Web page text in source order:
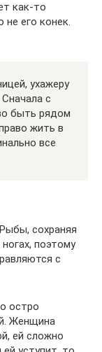
как-то
не его конек.
ухажеру
с
быть рядом
жить в
все
сохраняя
поэтому
с
остро
Женщина
ей сложно